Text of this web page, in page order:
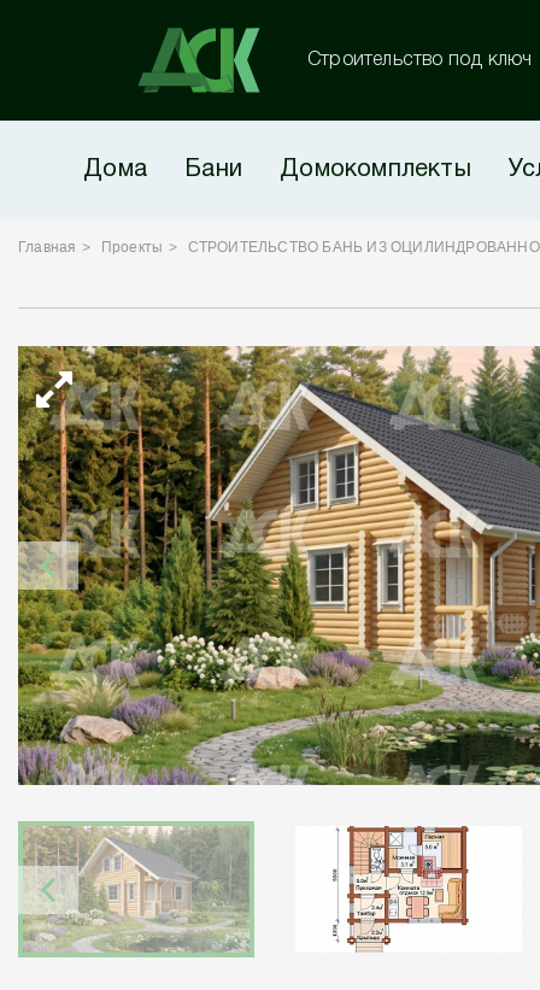
Строительство под ключ
Дома Бани Домокомплекты
Главная Проекты СТРОИТЕЛЬСТВО БАНЬ ИЗ